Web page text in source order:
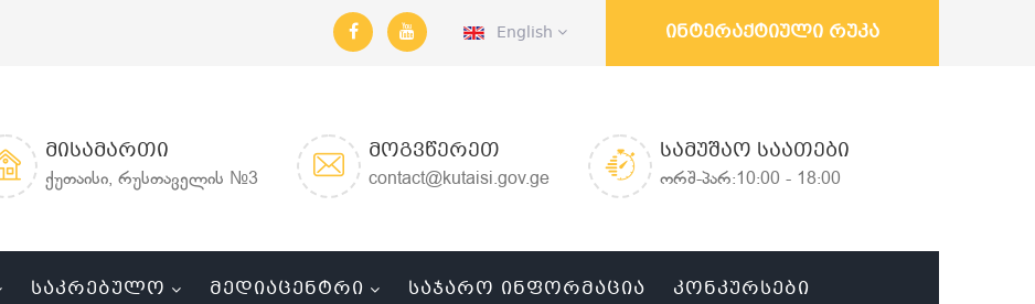
English ინტერაქტიული რუკა
ᲛᲘᲡᲐᲛᲐᲠᲗᲘ
ქუთაისი, რუსთაველის №3
ᲛᲝᲒᲕᲬᲔᲠᲔᲗ
contact@kutaisi.gov.ge
ᲡᲐᲛᲣᲨᲐᲝ ᲡᲐᲐᲗᲔᲑᲘ
ორშ-პარ:10:00 - 18:00
ᲡᲐᲙᲠᲔᲑᲣᲚᲝ ᲛᲔᲓᲘᲐᲪᲔᲜᲢᲠᲘ ᲡᲐᲯᲐᲠᲝ ᲘᲜᲤᲝᲠᲛᲐᲪᲘᲐ ᲙᲝᲜᲙᲣᲠᲡᲔᲑᲘ